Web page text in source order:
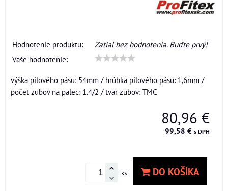
Hodnotenie produktu:
Zatiaľ bez hodnotenia. Buďte prvý!
Vaše hodnotenie:
výška pilového pásu: 54mm / hrúbka pilového pásu: 1,6mm /
počet zubov na palec: 1.4/2 / tvar zubov: TMC
80,96 €
99,58 € s DPH
ks DO KOŠÍKA